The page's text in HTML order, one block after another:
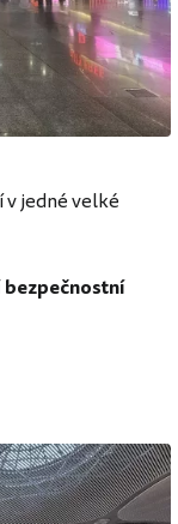
jedné velké